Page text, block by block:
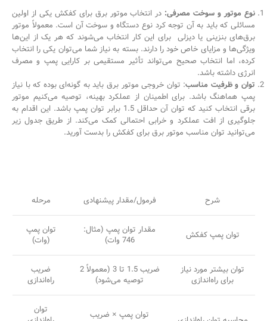
نوع موتور و سوخت مصرفی: در انتخاب موتور برق برای کفکش یکی از اولین
مسائلی که باید به آن توجه کرد نوع دستگاه و سوخت آن است. معمولاً موتور
برق‌های بنزینی یا دیزلی برای این کار انتخاب می‌شوند که هر یک از این‌ها
ویژگی‌ها و مزایای خاص خود را دارند. بسته به نیاز شما می‌توان یکی را انتخاب
کرده، اما انتخاب صحیح می‌تواند تأثیر مستقیمی بر کارایی پمپ و مصرف
انرژی داشته باشد.
توان و ظرفیت مناسب: توان خروجی موتور برق باید به گونه‌ای بوده که با نیاز
پمپ هماهنگ باشد. برای اطمینان از عملکرد بهینه، توصیه می‌کنیم موتور
برقی انتخاب کنید که توان آن حداقل 1.5 برابر توان پمپ باشد. این اقدام به
جلوگیری از افت عملکرد و خرابی احتمالی کمک می‌کند. از طریق جدول زیر
می‌توانید توان مناسب موتور برق برای کفکش را بدست آورید.
شرح فرمول/مقدار پیشنهادی مرحله
توان پمپ کفکش
مقدار توان پمپ (مثال:
746 وات)
توان پمپ
(وات)
توان بیشتر مورد نیاز
برای راه‌اندازی
ضریب 1.5 تا 3 (معمولاً 2
توصیه می‌شود)
ضریب
راه‌اندازی
توان پمپ × ضریب
توان